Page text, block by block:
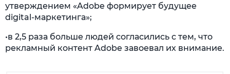
утверждением «Adobe формирует будущее
digital-маркетинга»;
•в 2,5 раза больше людей согласились с тем, что
рекламный контент Adobe завоевал их внимание.